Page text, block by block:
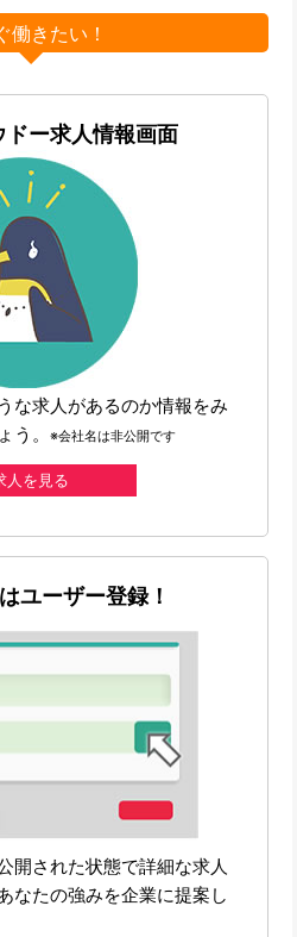
働きたい！
ドー求人情報画面
な求人があるのか情報をみ
う。※会社名は非公開です
人を見る
ユーザー登録！
開された状態で詳細な求人
なたの強みを企業に提案し